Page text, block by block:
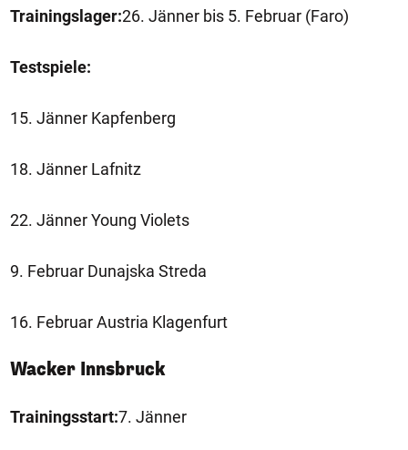
Trainingslager:26. Jänner bis 5. Februar (Faro)
Testspiele:
15. Jänner Kapfenberg
18. Jänner Lafnitz
22. Jänner Young Violets
9. Februar Dunajska Streda
16. Februar Austria Klagenfurt
Wacker Innsbruck
Trainingsstart:7. Jänner